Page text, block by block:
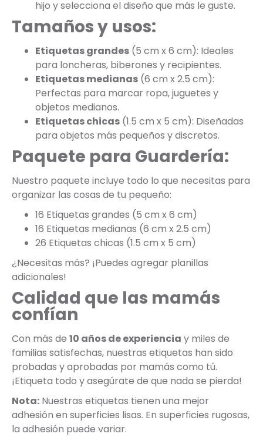
hijo y selecciona el diseño que más le guste.
Tamaños y usos:
Etiquetas grandes (5 cm x 6 cm): Ideales
para loncheras, biberones y recipientes.
Etiquetas medianas (6 cm x 2.5 cm):
Perfectas para marcar ropa, juguetes y
objetos medianos.
Etiquetas chicas (1.5 cm x 5 cm): Diseñadas
para objetos más pequeños y discretos.
Paquete para Guardería:
Nuestro paquete incluye todo lo que necesitas para
organizar las cosas de tu pequeño:
16 Etiquetas grandes (5 cm x 6 cm)
16 Etiquetas medianas (6 cm x 2.5 cm)
26 Etiquetas chicas (1.5 cm x 5 cm)
¿Necesitas más? ¡Puedes agregar planillas
adicionales!
Calidad que las mamás
confían
Con más de 10 años de experiencia y miles de
familias satisfechas, nuestras etiquetas han sido
probadas y aprobadas por mamás como tú.
¡Etiqueta todo y asegúrate de que nada se pierda!
Nota: Nuestras etiquetas tienen una mejor
adhesión en superficies lisas. En superficies rugosas,
la adhesión puede variar.